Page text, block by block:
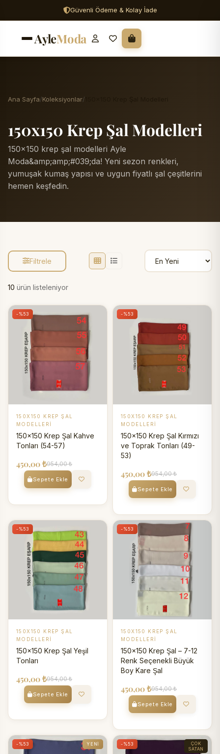
Güvenli Ödeme & Kolay İade
AyleModa
Ana Sayfa Koleksiyonlar
150x150 Krep Şal Modelleri
150x150 krep şal modelleri Ayle
Moda&amp;amp;#039;da! Yeni sezon renkleri,
yumuşak kumaş yapısı ve uygun fiyatlı şal çeşitlerini
hemen keşfedin.
Filtrele
10 ürün listeleniyor
-%53
150X150 KREP ŞAL
MODELLERI
150x150 Krep Şal Kahve
Tonları (54-57)
450,00 ₺954,00 ₺
Sepete Ekle
-%53
150X150 KREP ŞAL
MODELLERI
150x150 Krep Şal Kırmızı
ve Toprak Tonları (49-
53)
450,00 ₺954,00 ₺
Sepete Ekle
-%53
150X150 KREP ŞAL
MODELLERI
150x150 Krep Şal Yeşil
Tonları
450,00 ₺954,00 ₺
Sepete Ekle
-%53
150X150 KREP ŞAL
MODELLERI
150x150 Krep Şal – 7-12
Renk Seçenekli Büyük
Boy Kare Şal
450,00 ₺954,00 ₺
Sepete Ekle
-%53 YENI -%53
ÇOK
SATAN